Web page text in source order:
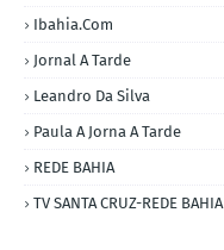
Ibahia.com
Jornal A Tarde
Leandro Da Silva
Paula A Jorna A Tarde
REDE BAHIA
TV SANTA CRUZ-REDE BAHIA